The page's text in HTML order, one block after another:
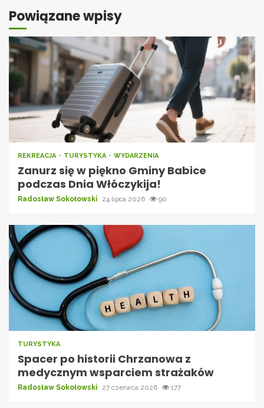
Powiązane wpisy
REKREACJA TURYSTYKA WYDARZENIA
Zanurz się w piękno Gminy Babice
podczas Dnia Włóczykija!
Radosław Sokołowski 24 lipca 2026 90
TURYSTYKA
Spacer po historii Chrzanowa z
medycznym wsparciem strażaków
Radosław Sokołowski 27 czerwca 2026 177